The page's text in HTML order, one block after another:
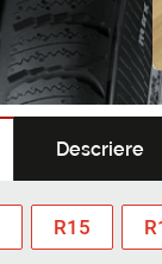
Descriere
R15